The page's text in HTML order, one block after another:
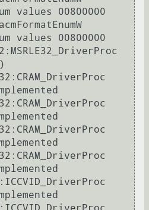
values 00800000
values 00800000